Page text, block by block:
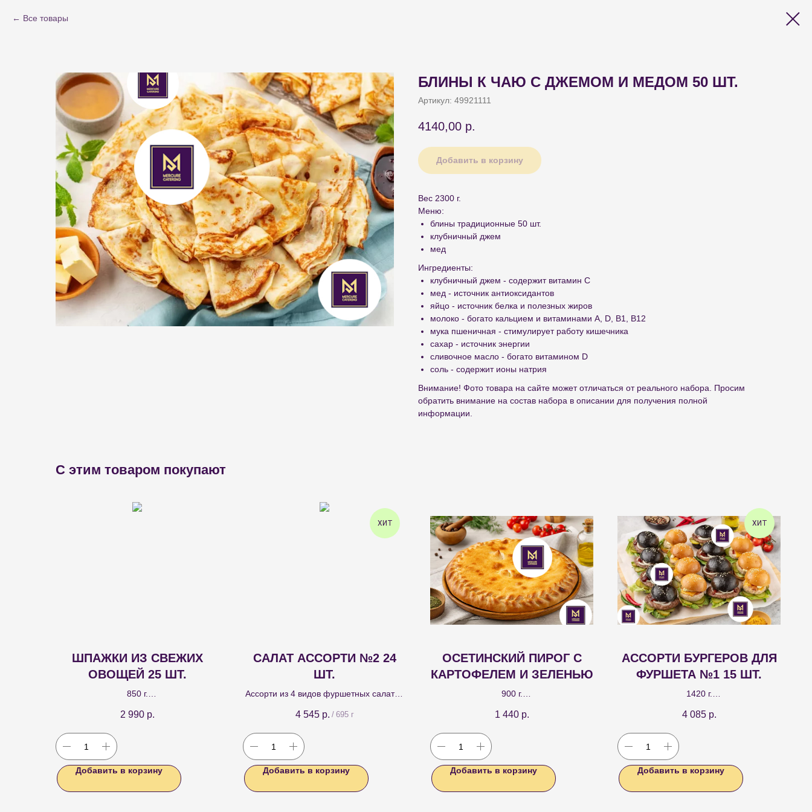
Все товары
БЛИНЫ К ЧАЮ С ДЖЕМОМ И МЕДОМ 50 ШТ.
Артикул: 49921111
4140,00 р.
Добавить в корзину
Вес 2300 г.
Меню:
блины традиционные 50 шт.
клубничный джем
мед
Ингредиенты:
клубничный джем - содержит витамин С
мед - источник антиоксидантов
яйцо - источник белка и полезных жиров
молоко - богато кальцием и витаминами A, D, B1, B12
мука пшеничная - стимулирует работу кишечника
сахар - источник энергии
сливочное масло - богато витамином D
соль - содержит ионы натрия
Внимание! Фото товара на сайте может отличаться от реального набора. Просим
обратить внимание на состав набора в описании для получения полной
информации.
С этим товаром покупают
ШПАЖКИ ИЗ СВЕЖИХ
ОВОЩЕЙ 25 ШТ.
850 г.
моркови, огурца, сельдерея, желтого
болгарского перца и сочного томата
2 990 р.
Добавить в корзину
ХИТ
САЛАТ АССОРТИ №2 24
ШТ.
Ассорти из 4 видов фуршетных салатов
Оливье 6 шт.; Капрезе 6 шт.; салат с
цыпленком 6 шт.
4 545 р. / 695 г
Добавить в корзину
ОСЕТИНСКИЙ ПИРОГ С
КАРТОФЕЛЕМ И ЗЕЛЕНЬЮ
900 г.
начинкой из картофеля и ароматной
1 440 р.
Добавить в корзину
ХИТ
АССОРТИ БУРГЕРОВ ДЛЯ
ФУРШЕТА №1 15 ШТ.
1420 г.
курицей и беконом 7 шт.; мини-бургер с
говядиной и соусом BBQ 8шт.
4 085 р.
Добавить в корзину